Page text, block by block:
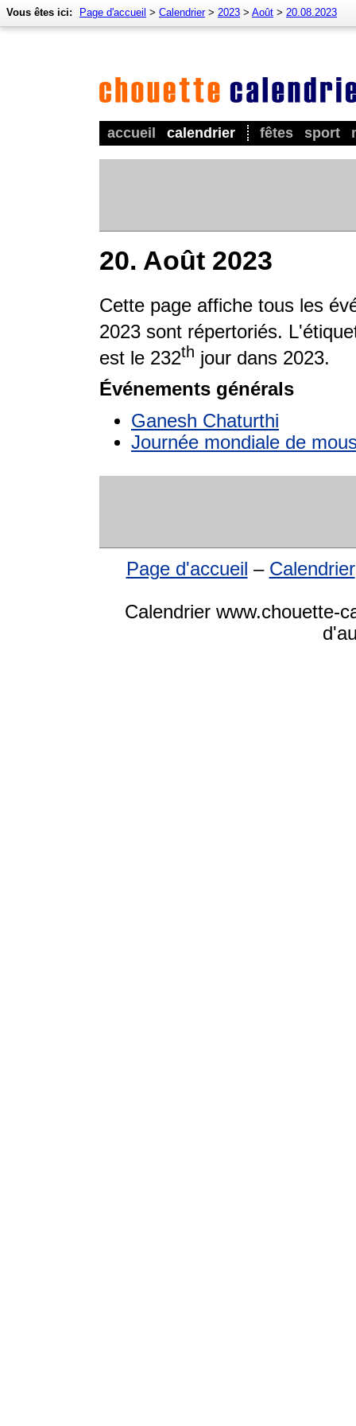
accueil calendrier fêtes sport
Vous êtes ici: Page d'accueil > Calendrier> 2023 > Août > 20.08.2023
20. Août 2023
Cette page affiche tous les
2023 sont répertoriés.
est le 232th jour dans 2023.
Événements générals
Ganesh Chaturthi
Journée mondiale de
Page d'accueil – Calendrier
Calendrier www.chouette-